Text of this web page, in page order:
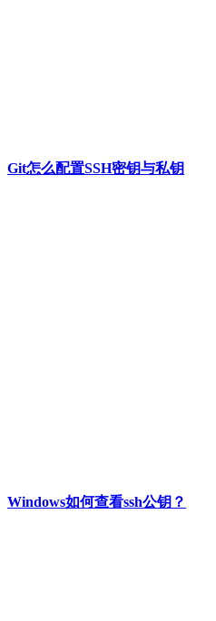
Git怎么配置SSH密钥与私钥
Windows如何查看ssh公钥？